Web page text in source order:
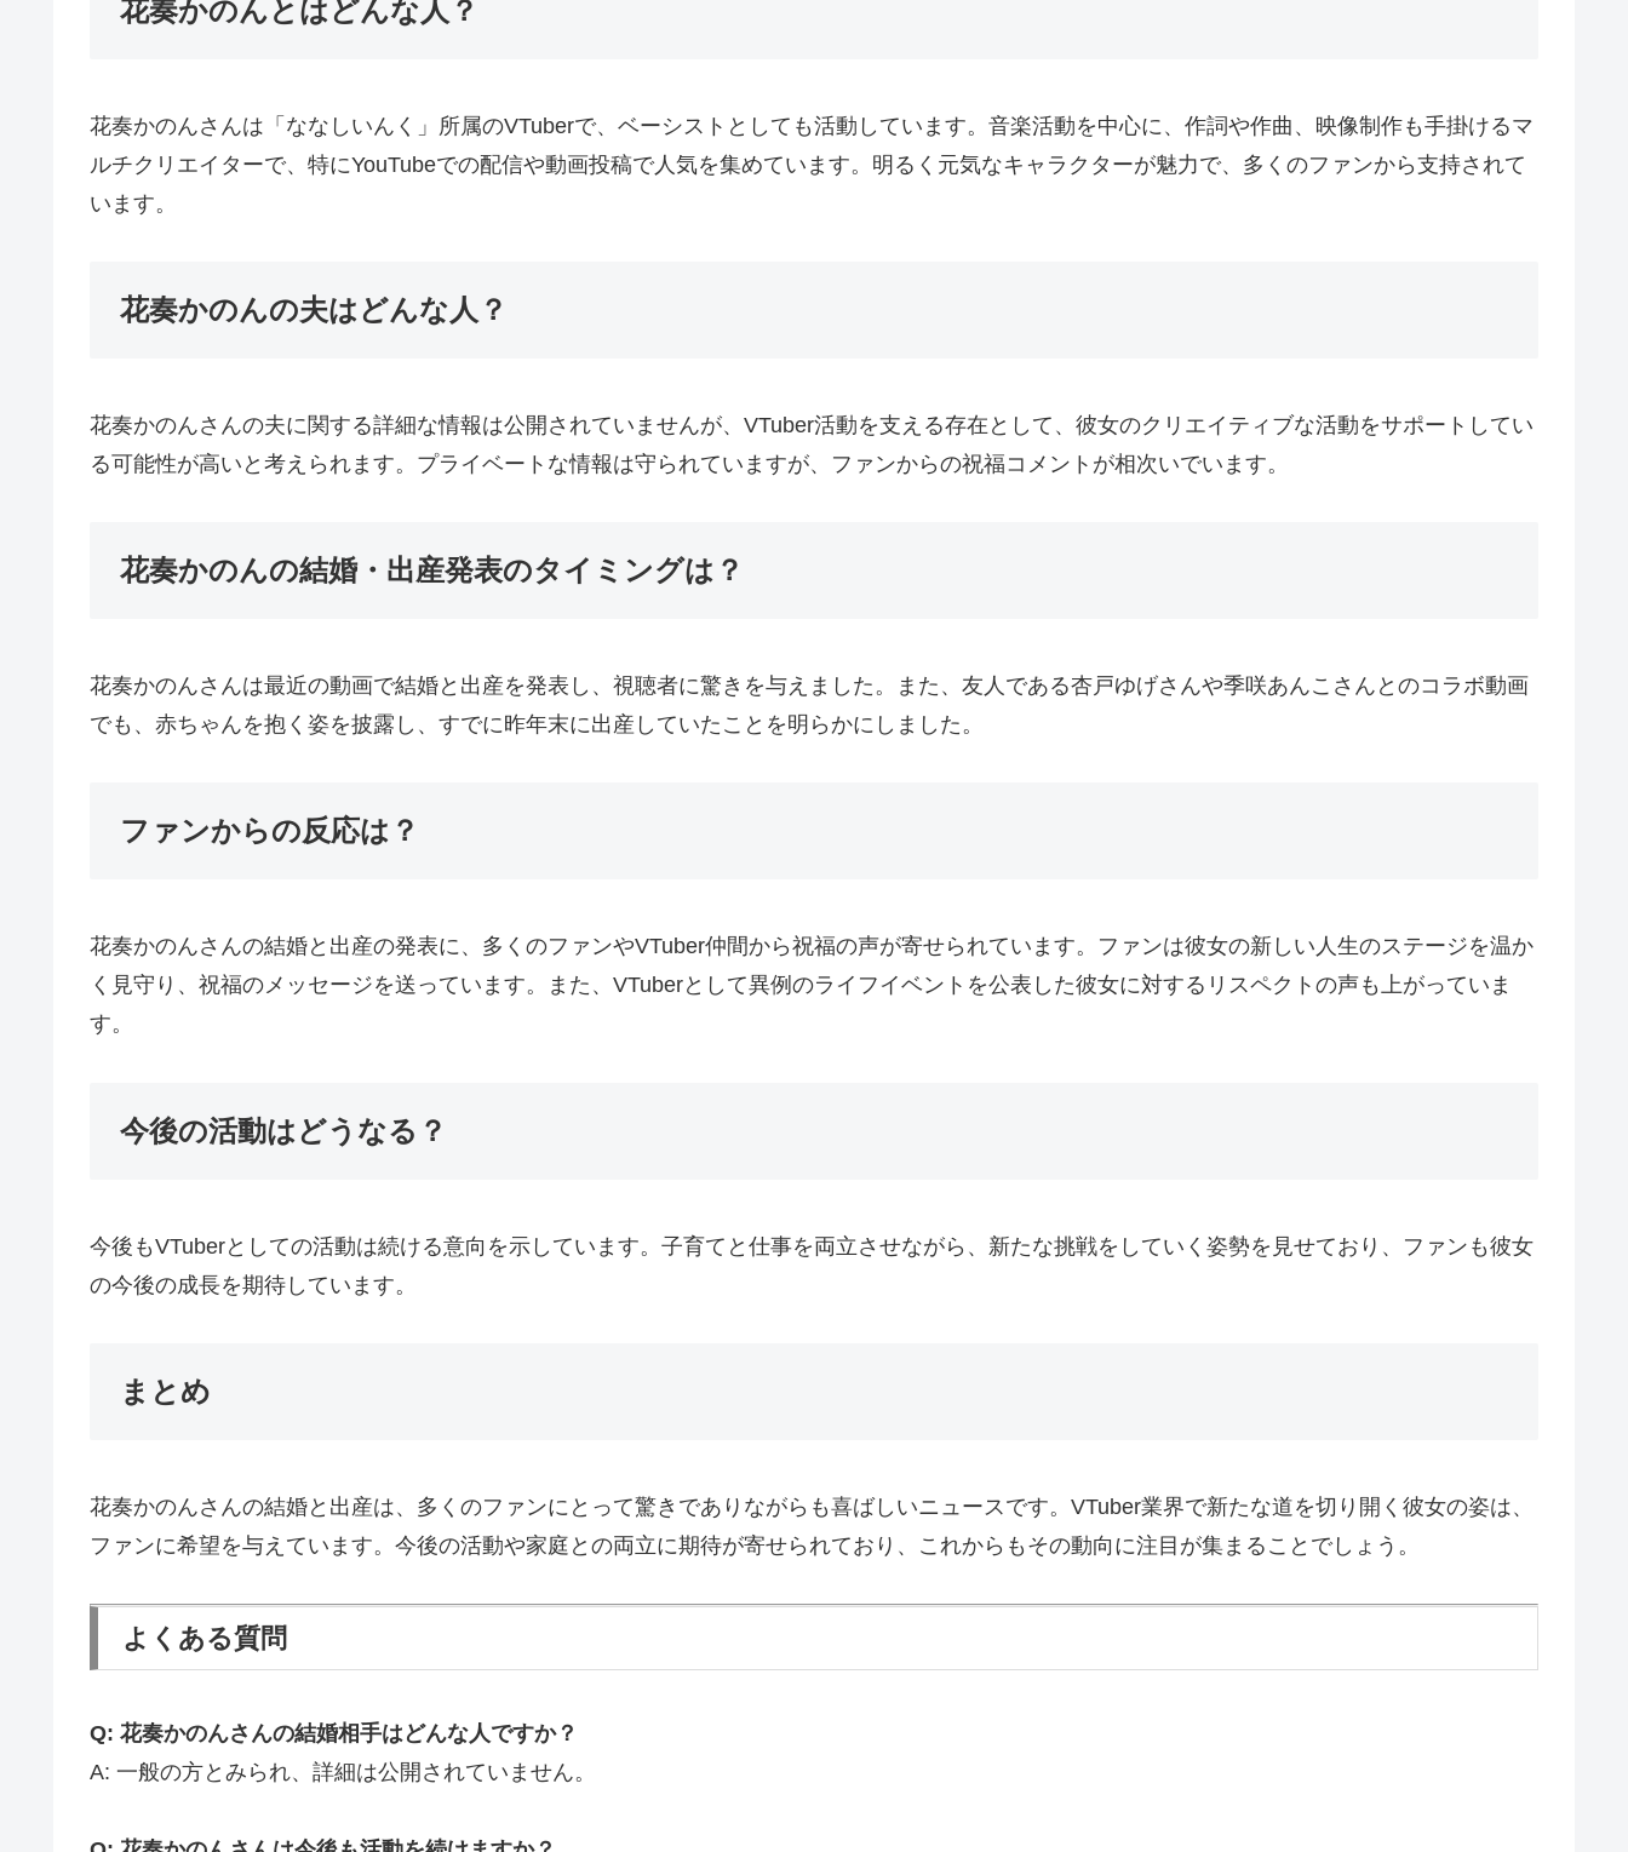
花奏かのんとはどんな人？
花奏かのんさんは「ななしいんく」所属のVTuberで、ベーシストとしても活動しています。音楽活動を中心に、作詞や作曲、映像制作も手掛けるマ
ルチクリエイターで、特にYouTubeでの配信や動画投稿で人気を集めています。明るく元気なキャラクターが魅力で、多くのファンから支持されて
います。
花奏かのんの夫はどんな人？
花奏かのんさんの夫に関する詳細な情報は公開されていませんが、VTuber活動を支える存在として、彼女のクリエイティブな活動をサポートしてい
る可能性が高いと考えられます。プライベートな情報は守られていますが、ファンからの祝福コメントが相次いでいます。
花奏かのんの結婚・出産発表のタイミングは？
花奏かのんさんは最近の動画で結婚と出産を発表し、視聴者に驚きを与えました。また、友人である杏戸ゆげさんや季咲あんこさんとのコラボ動画
でも、赤ちゃんを抱く姿を披露し、すでに昨年末に出産していたことを明らかにしました。
ファンからの反応は？
花奏かのんさんの結婚と出産の発表に、多くのファンやVTuber仲間から祝福の声が寄せられています。ファンは彼女の新しい人生のステージを温か
く見守り、祝福のメッセージを送っています。また、VTuberとして異例のライフイベントを公表した彼女に対するリスペクトの声も上がっていま
す。
今後の活動はどうなる？
今後もVTuberとしての活動は続ける意向を示しています。子育てと仕事を両立させながら、新たな挑戦をしていく姿勢を見せており、ファンも彼女
の今後の成長を期待しています。
まとめ
花奏かのんさんの結婚と出産は、多くのファンにとって驚きでありながらも喜ばしいニュースです。VTuber業界で新たな道を切り開く彼女の姿は、
ファンに希望を与えています。今後の活動や家庭との両立に期待が寄せられており、これからもその動向に注目が集まることでしょう。
よくある質問
Q: 花奏かのんさんの結婚相手はどんな人ですか？
A: 一般の方とみられ、詳細は公開されていません。